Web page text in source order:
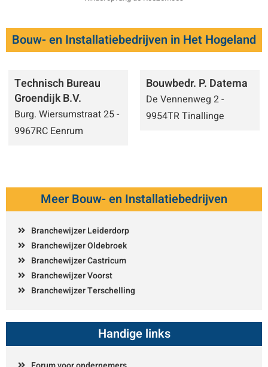
Bouw- en Installatiebedrijven in Het Hogeland
Technisch Bureau
Groendijk B.V.
Burg. Wiersumstraat 25 -
9967RC Eenrum
Bouwbedr. P. Datema
De Vennenweg 2 -
9954TR Tinallinge
Meer Bouw- en Installatiebedrijven
Branchewijzer Leiderdorp
Branchewijzer Oldebroek
Branchewijzer Castricum
Branchewijzer Voorst
Branchewijzer Terschelling
Handige links